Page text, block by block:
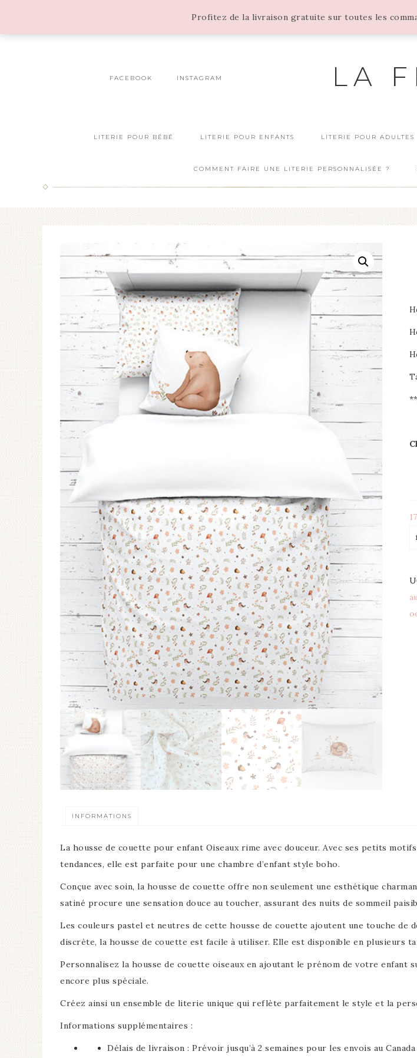
Profitez de la livraison gratuite sur toutes les
FACEBOOK INSTAGRAM LA
LITERIE POUR BÉBÉ LITERIE POUR ENFANTS LITERIE POUR ADULTES
COMMENT FAIRE UNE LITERIE PERSONNALISÉE ?
INFORMATIONS
La housse de couette pour enfant Oiseaux rime avec douceur. Avec ses petits
tendances, elle est parfaite pour une chambre d’enfant style boho.
Conçue avec soin, la housse de couette offre non seulement une esthétique
satiné procure une sensation douce au toucher, assurant des nuits de sommeil
Les couleurs pastel et neutres de cette housse de couette ajoutent une touche de
discrète, la housse de couette est facile à utiliser. Elle est disponible en plusieurs
Personnalisez la housse de couette oiseaux en ajoutant le prénom de votre enfant
encore plus spéciale.
Créez ainsi un ensemble de literie unique qui reflète parfaitement le style et la
Informations supplémentaires :
Délais de livraison : Prévoir jusqu’à 2 semaines pour les envois au Canada